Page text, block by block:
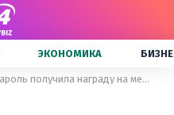
ЭКОНОМИКА
Певица Тина Кароль получила награду на международном кинофестивале: неожиданные детали